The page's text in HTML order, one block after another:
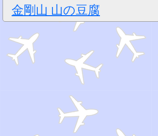
金剛山 山の豆腐